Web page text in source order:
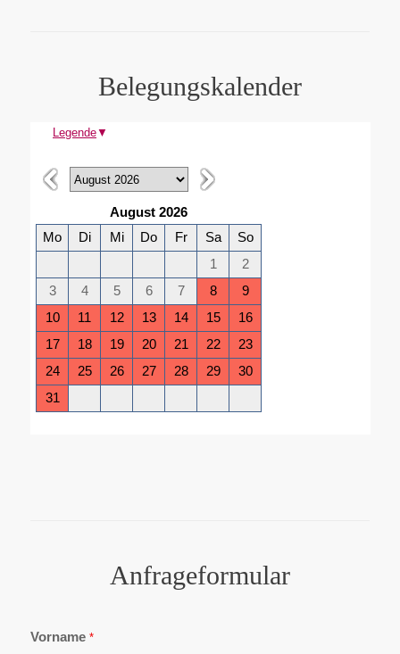
Belegungskalender
Anfrageformular
Vorname *